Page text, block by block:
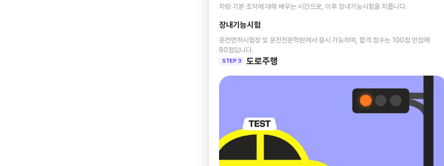
차량 기본 조작에 대해 배우는 시간으로, 이후 장내기능시험을 치릅니다.
장내기능시험
운전면허시험장 및 운전전문학원에서 응시 가능하며, 합격 점수는 100점 만점에
80점입니다.
STEP 3 도로주행